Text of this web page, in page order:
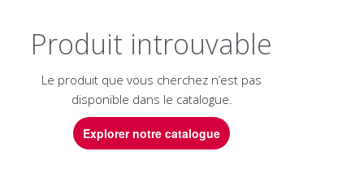
Produit introuvable
Le produit que vous cherchez n’est pas
disponible dans le catalogue.
Explorer notre catalogue